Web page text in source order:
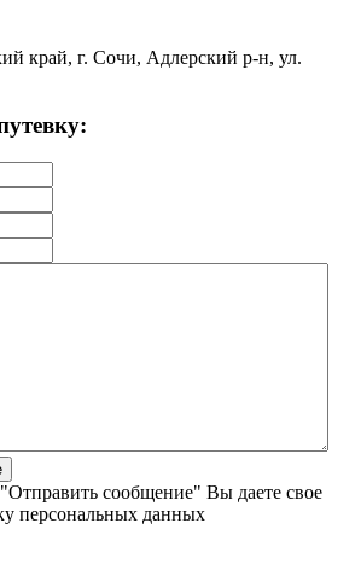
край, г. Сочи, Адлерский р-н, ул.
сообщение" Вы даете свое
персональных данных